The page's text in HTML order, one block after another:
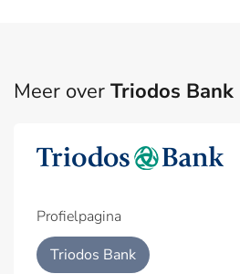
Meer over Triodos Bank
Profielpagina
Triodos Bank